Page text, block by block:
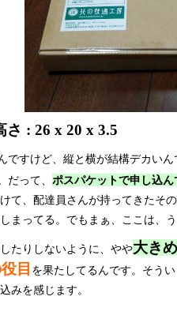
さ : 26 x 20 x 3.5
ですけど、縦と横が結構デカい
だって、 ポスパケットで申し込ん
て、配達員さんが持ってきたそ
まってる。でもまぁ、ここは、
たりしないように、やや大き
目 を果たしてるんです。そう
みを感じます。